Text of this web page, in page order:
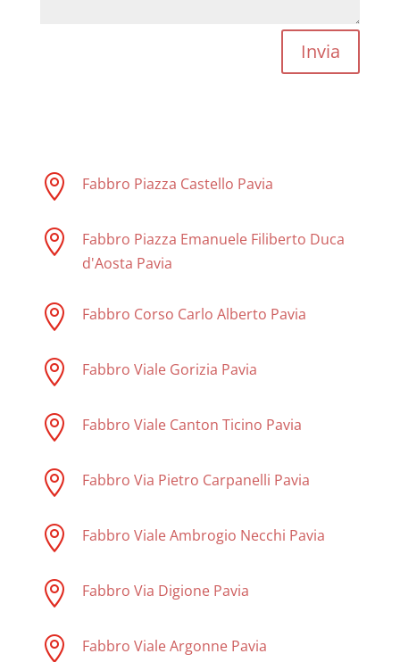
Invia
 Fabbro Piazza Castello Pavia

Fabbro Piazza Emanuele Filiberto Duca
d'Aosta Pavia
 Fabbro Corso Carlo Alberto Pavia
 Fabbro Viale Gorizia Pavia
 Fabbro Viale Canton Ticino Pavia
 Fabbro Via Pietro Carpanelli Pavia
 Fabbro Viale Ambrogio Necchi Pavia
 Fabbro Via Digione Pavia
 Fabbro Viale Argonne Pavia